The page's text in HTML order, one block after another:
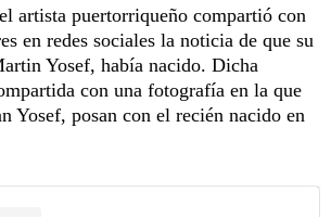
el artista puertorriqueño compartió con
en redes sociales la noticia de que su
Yosef, había nacido. Dicha
con una fotografía en la que
Yosef, posan con el recién nacido en